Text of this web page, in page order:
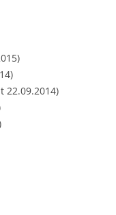
22.09.2014)